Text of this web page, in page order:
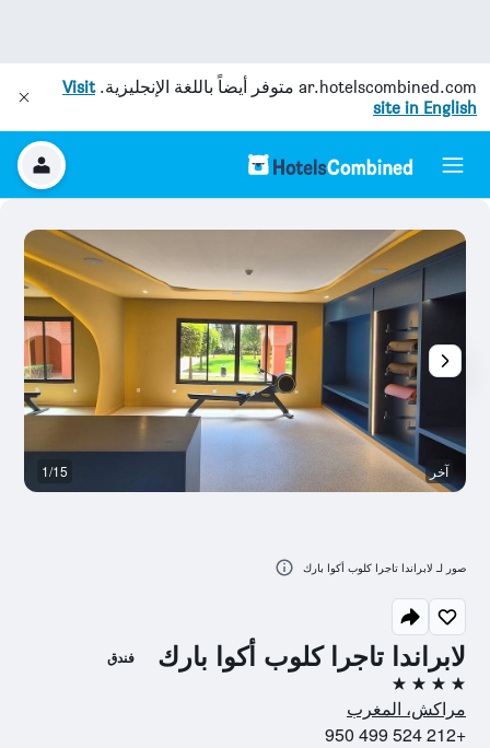
ar.hotelscombined.com متوفر أيضاً باللغة الإنجليزية.Visit
site in English
لابراندا تاجرا كلوب أكوا بارك فندق
4 نجوم
مراكش، المغرب
+212 524 499 950
آخر 1/15
صور لـ لابراندا تاجرا كلوب أكوا بارك